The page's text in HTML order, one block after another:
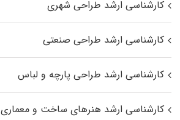
کارشناسی ارشد طراحی شهری
کارشناسی ارشد طراحی صنعتی
کارشناسی ارشد طراحی پارچه و لباس
کارشناسی ارشد هنرهای ساخت و معماری